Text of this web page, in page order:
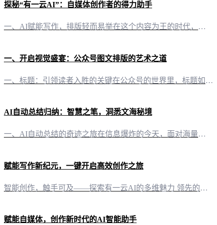
探秘“有一云AI”：自媒体创作者的得力助手
一、AI赋能写作，排版轻而易举在这个内容为王的时代，自媒体创作者对于文章的质量和排版都有着极高的要求。“有一云AI”正是这样一款创新型AI智能写作+排版软件，为自媒体创作者带来了前所未有的便捷。 二、内容排版，千款装修皮肤任你选择“有一云AI”在内容排版方面，提供包含标题、内容、图文、分隔、引导五大类数千款装修皮肤。无论是简约大气，还是清新活泼，都能在这里找到合适的风格。创作者可以根据自己的喜好
一、开启视觉盛宴：公众号图文排版的艺术之道
一、标题：引领读者入胜的关键在公众号的世界里，标题如同门面的招牌，吸引读者的第一步。简洁、有力、富有吸引力的标题，是开启读者阅读兴趣的钥匙。使用“有一云AI”智能创作工具，你可以轻松生成符合阅读习惯的标题，让读者一眼便被吸引。 二、内容：内容为王，创意先行内容是文章的灵魂，创意是内容的生命。“有一云AI”不仅支持基础创作，还能根据你的需求进行段落扩写和内容润色，让你的文章更具深度和广度。同时，A
AI自动总结归纳：智慧之笔，洞悉文海秘境
一、AI自动总结的奇迹之旅在信息爆炸的今天，面对海量文章，如何快速捕捉核心观点，提炼关键信息，成为了一项至关重要的技能。而“有一云AI”正是这样一位智慧之笔，以其卓越的AI自动总结功能，带领我们走进高效阅读的新时代。 二、AI总结的艺术：化繁为简，洞悉文章灵魂“有一云AI”的自动总结功能，犹如一位文学大师，它能够深入文章肌理，精准捕捉文章主旨，将冗长的内容凝练成简洁的摘要。这种化繁为简的能力，不
赋能写作新纪元，一键开启高效创作之旅
智能创作，触手可及——探索有一云AI的多维魅力 领先的AI智能写作助手，让灵感与效率同行在数字化浪潮中，内容创作已成为信息传播的基石。有一云AI，作为一款创新型AI智能写作+排版软件，致力于为自媒体创作者带来前沿的AI技术服务，实现创作需求的自动化，开启写作新纪元。 内容排版，千变万化——打造个性化视觉盛宴内容的美观与否，往往决定着读者第一眼的感受。有一云AI在内容排版方面，提供包含标题、内容、
赋能自媒体，创作新时代的AI智能助手